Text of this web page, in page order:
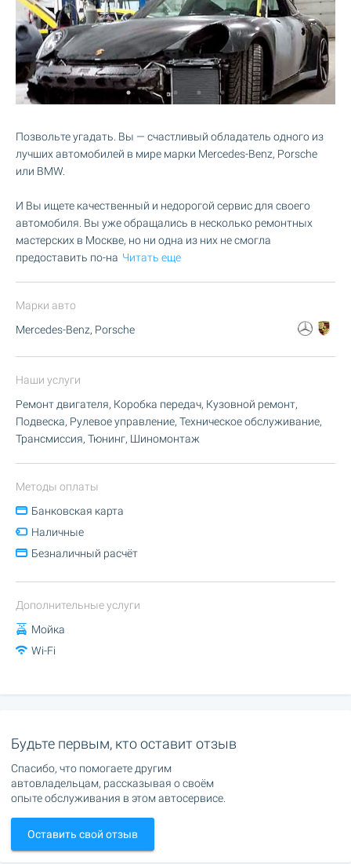
Позвольте угадать. Вы — счастливый обладатель одного из
лучших автомобилей в мире марки Mercedes-Benz, Porsche
или BMW.
И Вы ищете качественный и недорогой сервис для своего
автомобиля. Вы уже обращались в несколько ремонтных
мастерских в Москве, но ни одна из них не смогла
предоставить по-на Читать еще
Марки авто
Mercedes-Benz, Porsche
Наши услуги
Ремонт двигателя, Коробка передач, Кузовной ремонт,
Подвеска, Рулевое управление, Техническое обслуживание,
Трансмиссия, Тюнинг, Шиномонтаж
Методы оплаты
Банковская карта
Наличные
Безналичный расчёт
Дополнительные услуги
Мойка
Wi-Fi
Будьте первым, кто оставит отзыв
Спасибо, что помогаете другим
автовладельцам, рассказывая о своём
опыте обслуживания в этом автосервисе.
Оставить свой отзыв